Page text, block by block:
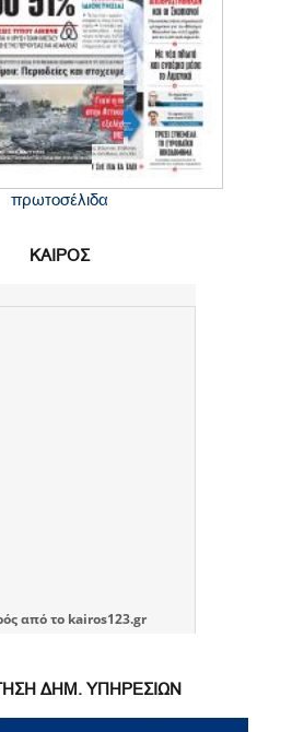
πρωτοσέλιδα
ΚΑΙΡΟΣ
από το kairos123.gr
ΔΗΜ. ΥΠΗΡΕΣΙΩΝ